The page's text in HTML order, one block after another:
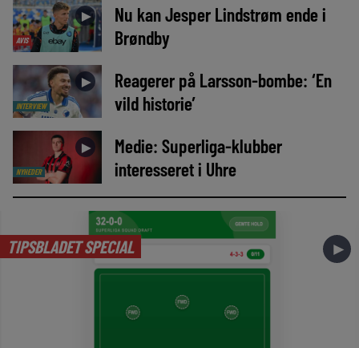
AVIS
►
Nu kan Jesper Lindstrøm ende i
Brøndby
INTERVIEW
►
Reagerer på Larsson-bombe: ‘En
vild historie’
NYHEDER
►
Medie: Superliga-klubber
interesseret i Uhre
TIPSBLADET SPECIAL ►